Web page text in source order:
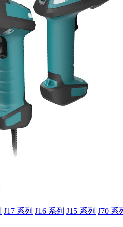
J17 系列 J16 系列 J15 系列 J70 系